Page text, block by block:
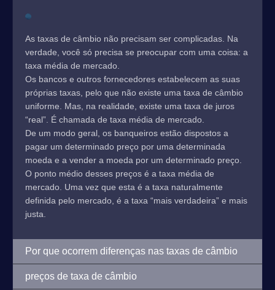
As taxas de câmbio não precisam ser complicadas. Na
verdade, você só precisa se preocupar com uma coisa: a
taxa média de mercado.
Os bancos e outros fornecedores estabelecem as suas
próprias taxas, pelo que não existe uma taxa de câmbio
uniforme. Mas, na realidade, existe uma taxa de juros
“real”. É chamada de taxa média de mercado.
De um modo geral, os banqueiros estão dispostos a
pagar um determinado preço por uma determinada
moeda e a vender a moeda por um determinado preço.
O ponto médio desses preços é a taxa média de
mercado. Uma vez que esta é a taxa naturalmente
definida pelo mercado, é a taxa “mais verdadeira” e mais
justa.
Por que ocorrem diferenças nas taxas de câmbio
preços de taxa de câmbio